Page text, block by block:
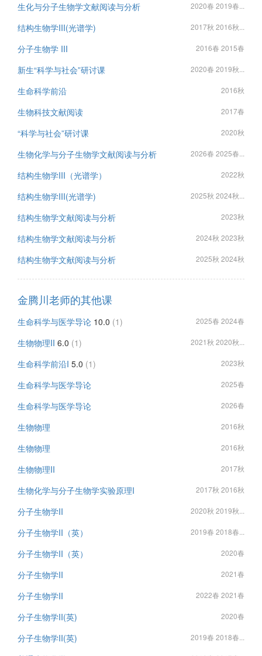
生化与分子生物学文献阅读与分析 2020春 2019春...
结构生物学III(光谱学) 2017秋 2016秋...
分子生物学 III 2016春 2015春
新生“科学与社会”研讨课 2020春 2019秋...
生命科学前沿 2016秋
生物科技文献阅读 2017春
“科学与社会”研讨课 2020秋
生物化学与分子生物学文献阅读与分析 2026春 2025春...
结构生物学III（光谱学） 2022秋
结构生物学III(光谱学) 2025秋 2024秋...
结构生物学文献阅读与分析 2023秋
结构生物学文献阅读与分析 2024秋 2023秋
结构生物学文献阅读与分析 2025秋 2024秋
金腾川老师的其他课
生命科学与医学导论 10.0 (1) 2025春 2024春
生物物理II 6.0 (1) 2021秋 2020秋...
生命科学前沿I 5.0 (1) 2023秋
生命科学与医学导论 2025春
生命科学与医学导论 2026春
生物物理 2016秋
生物物理 2016秋
生物物理II 2017秋
生物化学与分子生物学实验原理I 2017秋 2016秋
分子生物学II 2020秋 2019秋...
分子生物学II（英） 2019春 2018春...
分子生物学II（英） 2020春
分子生物学II 2021春
分子生物学II 2022春 2021春
分子生物学II(英) 2020春
分子生物学II(英) 2019春 2018春...